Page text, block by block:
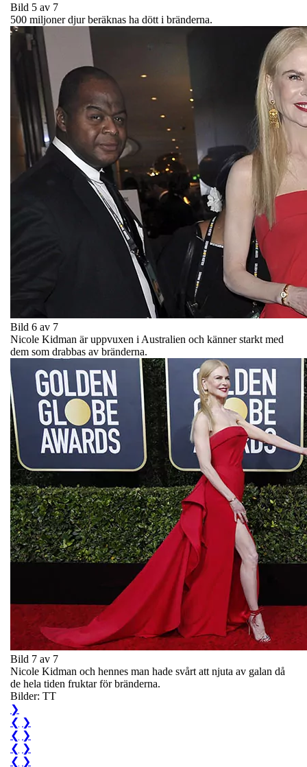
Bild 5 av 7
500 miljoner djur beräknas ha dött i bränderna.
Bild 6 av 7
Nicole Kidman är uppvuxen i Australien och känner starkt med
dem som drabbas av bränderna.
Bild 7 av 7
Nicole Kidman och hennes man hade svårt att njuta av galan då
de hela tiden fruktar för bränderna.
Bilder: TT
❯
❮ ❯
❮ ❯
❮ ❯
❮ ❯